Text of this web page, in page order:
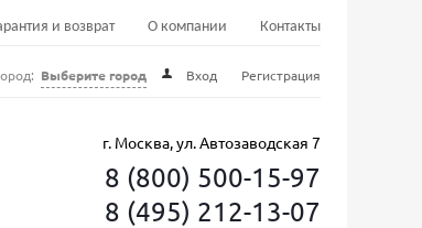
и возврат О компании Контакты
Выберите город Вход Регистрация
г. Москва, ул. Автозаводская 7
8 (800) 500-15-97
8 (495) 212-13-07